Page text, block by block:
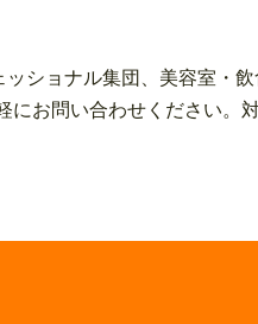
ショナル集団、美容室・
にお問い合わせください。